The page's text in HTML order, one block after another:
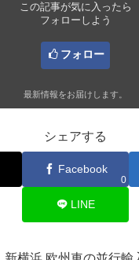
この記事が気に入ったら
フォローしよう
フォロー
最新情報をお届けします。
シェアする
Facebook
0
LINE